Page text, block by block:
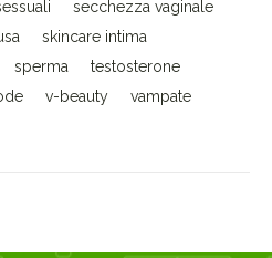
secchezza vaginale
skincare intima
sperma
testosterone
v-beauty
vampate